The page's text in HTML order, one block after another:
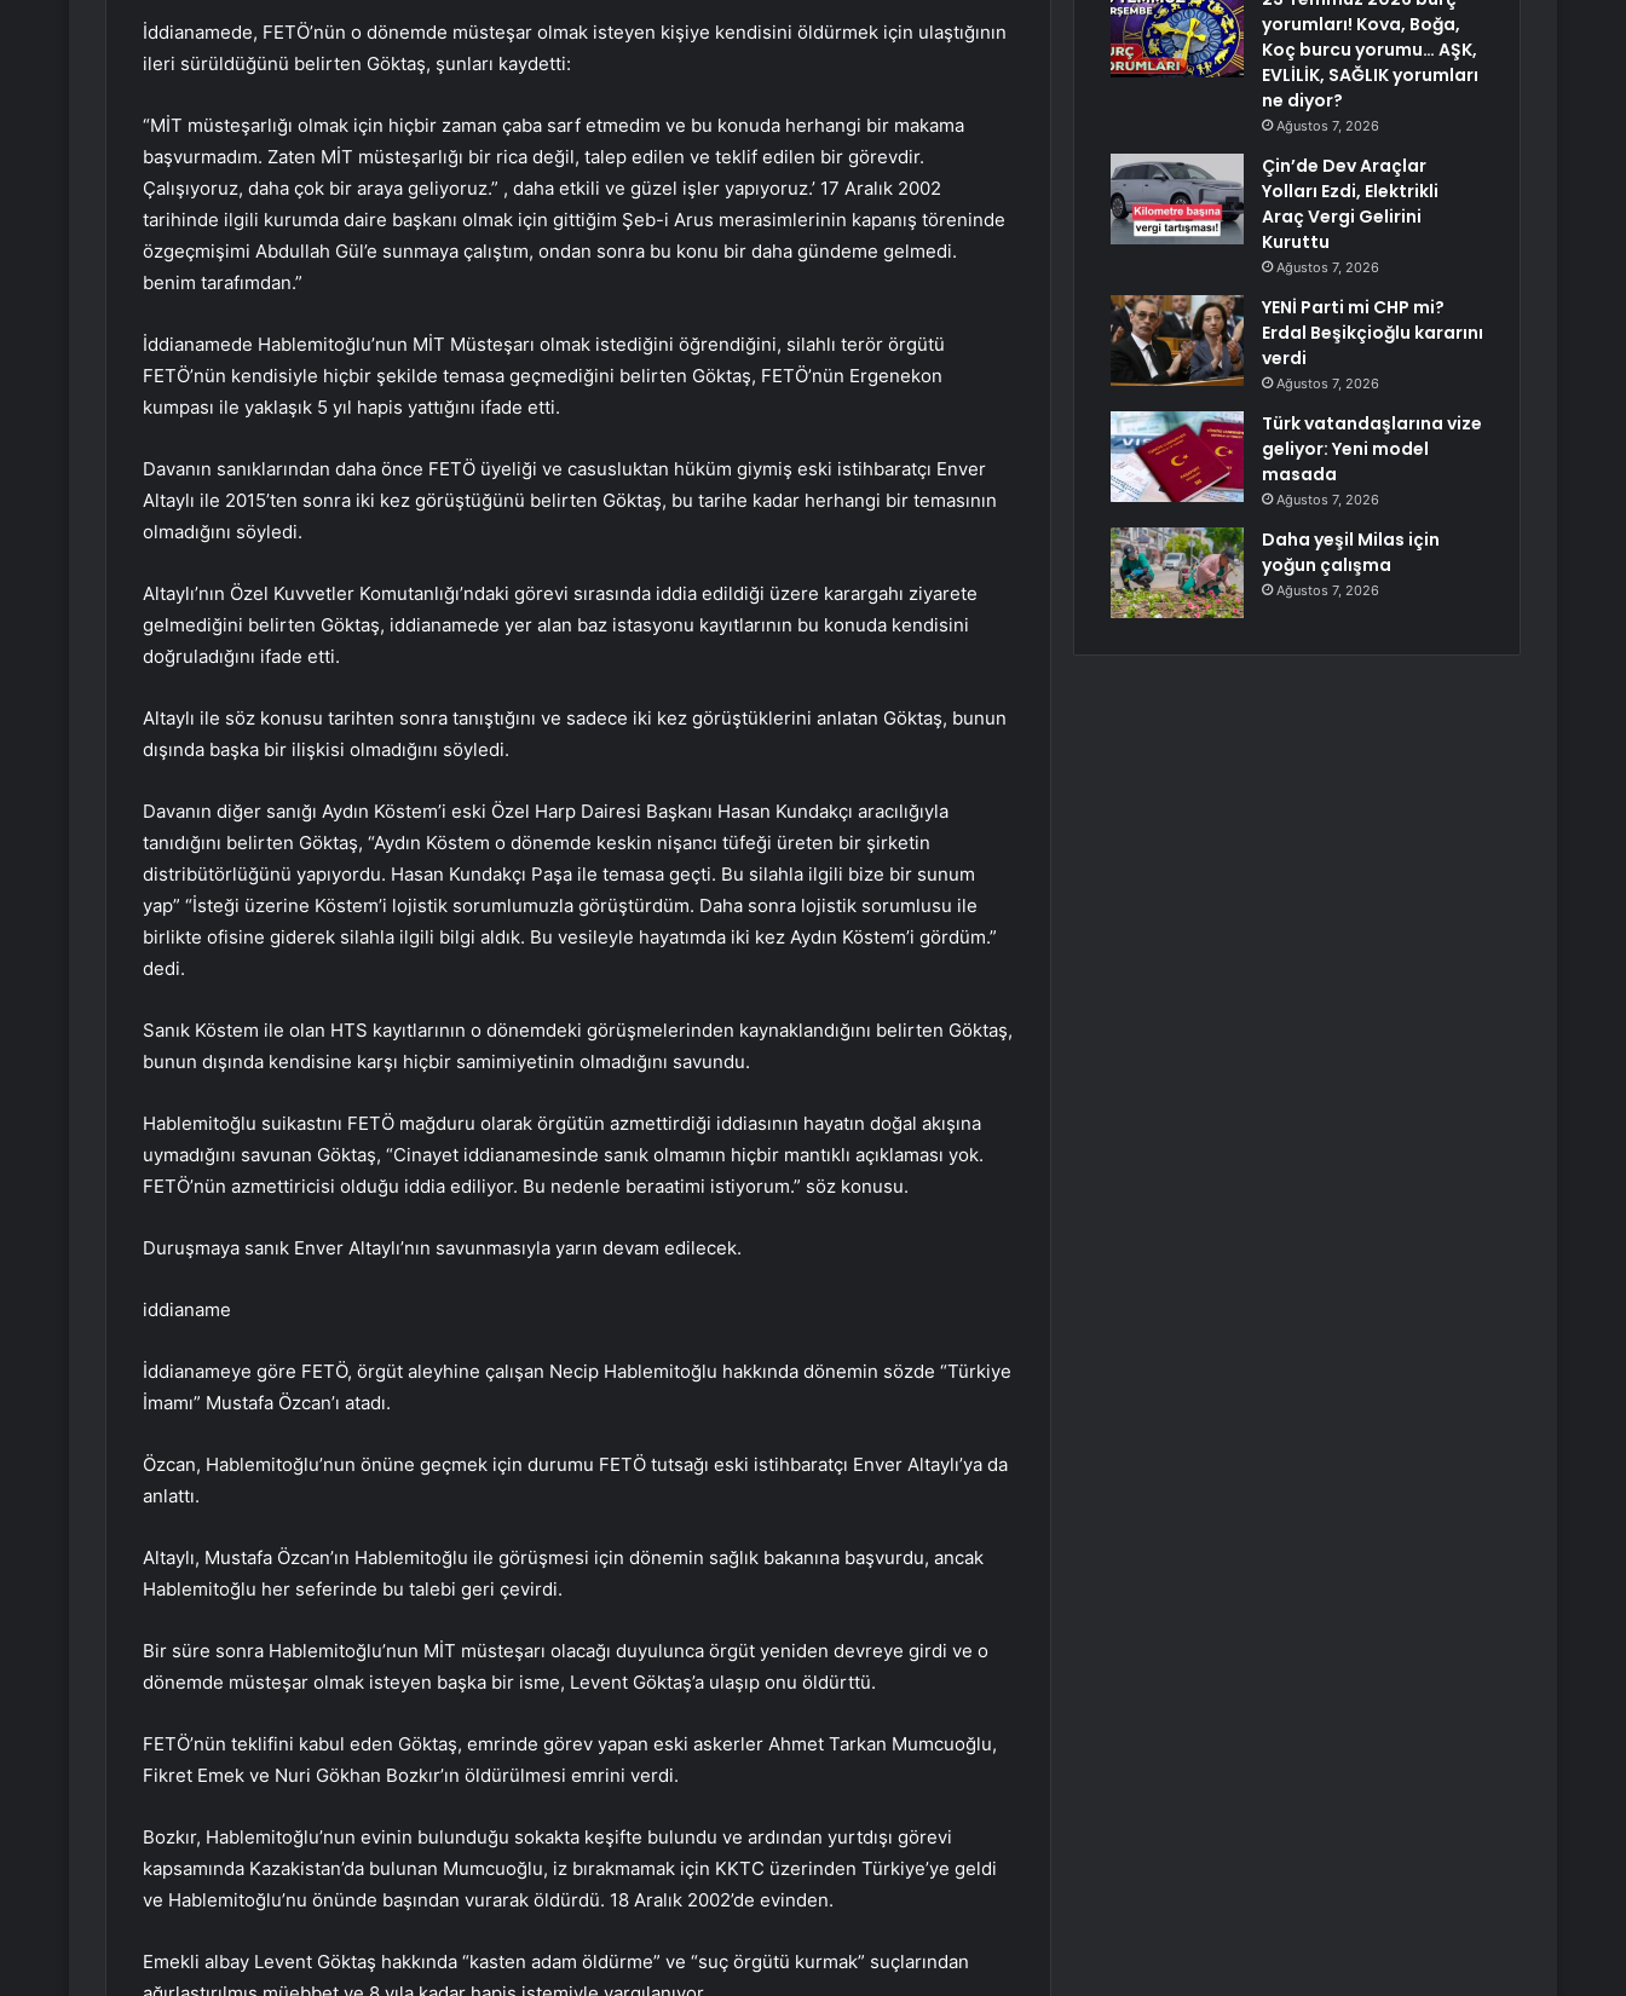
İddianamede, FETÖ’nün o dönemde müsteşar olmak isteyen kişiye kendisini öldürmek için ulaştığının
ileri sürüldüğünü belirten Göktaş, şunları kaydetti:
“MİT müsteşarlığı olmak için hiçbir zaman çaba sarf etmedim ve bu konuda herhangi bir makama
başvurmadım. Zaten MİT müsteşarlığı bir rica değil, talep edilen ve teklif edilen bir görevdir.
Çalışıyoruz, daha çok bir araya geliyoruz.” , daha etkili ve güzel işler yapıyoruz.’ 17 Aralık 2002
tarihinde ilgili kurumda daire başkanı olmak için gittiğim Şeb-i Arus merasimlerinin kapanış töreninde
özgeçmişimi Abdullah Gül’e sunmaya çalıştım, ondan sonra bu konu bir daha gündeme gelmedi.
benim tarafımdan.”
İddianamede Hablemitoğlu’nun MİT Müsteşarı olmak istediğini öğrendiğini, silahlı terör örgütü
FETÖ’nün kendisiyle hiçbir şekilde temasa geçmediğini belirten Göktaş, FETÖ’nün Ergenekon
kumpası ile yaklaşık 5 yıl hapis yattığını ifade etti.
Davanın sanıklarından daha önce FETÖ üyeliği ve casusluktan hüküm giymiş eski istihbaratçı Enver
Altaylı ile 2015’ten sonra iki kez görüştüğünü belirten Göktaş, bu tarihe kadar herhangi bir temasının
olmadığını söyledi.
Altaylı’nın Özel Kuvvetler Komutanlığı’ndaki görevi sırasında iddia edildiği üzere karargahı ziyarete
gelmediğini belirten Göktaş, iddianamede yer alan baz istasyonu kayıtlarının bu konuda kendisini
doğruladığını ifade etti.
Altaylı ile söz konusu tarihten sonra tanıştığını ve sadece iki kez görüştüklerini anlatan Göktaş, bunun
dışında başka bir ilişkisi olmadığını söyledi.
Davanın diğer sanığı Aydın Köstem’i eski Özel Harp Dairesi Başkanı Hasan Kundakçı aracılığıyla
tanıdığını belirten Göktaş, “Aydın Köstem o dönemde keskin nişancı tüfeği üreten bir şirketin
distribütörlüğünü yapıyordu. Hasan Kundakçı Paşa ile temasa geçti. Bu silahla ilgili bize bir sunum
yap” “İsteği üzerine Köstem’i lojistik sorumlumuzla görüştürdüm. Daha sonra lojistik sorumlusu ile
birlikte ofisine giderek silahla ilgili bilgi aldık. Bu vesileyle hayatımda iki kez Aydın Köstem’i gördüm.”
dedi.
Sanık Köstem ile olan HTS kayıtlarının o dönemdeki görüşmelerinden kaynaklandığını belirten Göktaş,
bunun dışında kendisine karşı hiçbir samimiyetinin olmadığını savundu.
Hablemitoğlu suikastını FETÖ mağduru olarak örgütün azmettirdiği iddiasının hayatın doğal akışına
uymadığını savunan Göktaş, “Cinayet iddianamesinde sanık olmamın hiçbir mantıklı açıklaması yok.
FETÖ’nün azmettiricisi olduğu iddia ediliyor. Bu nedenle beraatimi istiyorum.” söz konusu.
Duruşmaya sanık Enver Altaylı’nın savunmasıyla yarın devam edilecek.
iddianame
İddianameye göre FETÖ, örgüt aleyhine çalışan Necip Hablemitoğlu hakkında dönemin sözde “Türkiye
İmamı” Mustafa Özcan’ı atadı.
Özcan, Hablemitoğlu’nun önüne geçmek için durumu FETÖ tutsağı eski istihbaratçı Enver Altaylı’ya da
anlattı.
Altaylı, Mustafa Özcan’ın Hablemitoğlu ile görüşmesi için dönemin sağlık bakanına başvurdu, ancak
Hablemitoğlu her seferinde bu talebi geri çevirdi.
Bir süre sonra Hablemitoğlu’nun MİT müsteşarı olacağı duyulunca örgüt yeniden devreye girdi ve o
dönemde müsteşar olmak isteyen başka bir isme, Levent Göktaş’a ulaşıp onu öldürttü.
FETÖ’nün teklifini kabul eden Göktaş, emrinde görev yapan eski askerler Ahmet Tarkan Mumcuoğlu,
Fikret Emek ve Nuri Gökhan Bozkır’ın öldürülmesi emrini verdi.
Bozkır, Hablemitoğlu’nun evinin bulunduğu sokakta keşifte bulundu ve ardından yurtdışı görevi
kapsamında Kazakistan’da bulunan Mumcuoğlu, iz bırakmamak için KKTC üzerinden Türkiye’ye geldi
ve Hablemitoğlu’nu önünde başından vurarak öldürdü. 18 Aralık 2002’de evinden.
Emekli albay Levent Göktaş hakkında “kasten adam öldürme” ve “suç örgütü kurmak” suçlarından
yorumları! Kova, Boğa,
Koç burcu yorumu… AŞK,
EVLİLİK, SAĞLIK yorumları
ne diyor?
Ağustos 7, 2026
Çin’de Dev Araçlar
Yolları Ezdi, Elektrikli
Araç Vergi Gelirini
Kuruttu
Ağustos 7, 2026
YENİ Parti mi CHP mi?
Erdal Beşikçioğlu kararını
verdi
Ağustos 7, 2026
Türk vatandaşlarına vize
geliyor: Yeni model
masada
Ağustos 7, 2026
Daha yeşil Milas için
yoğun çalışma
Ağustos 7, 2026